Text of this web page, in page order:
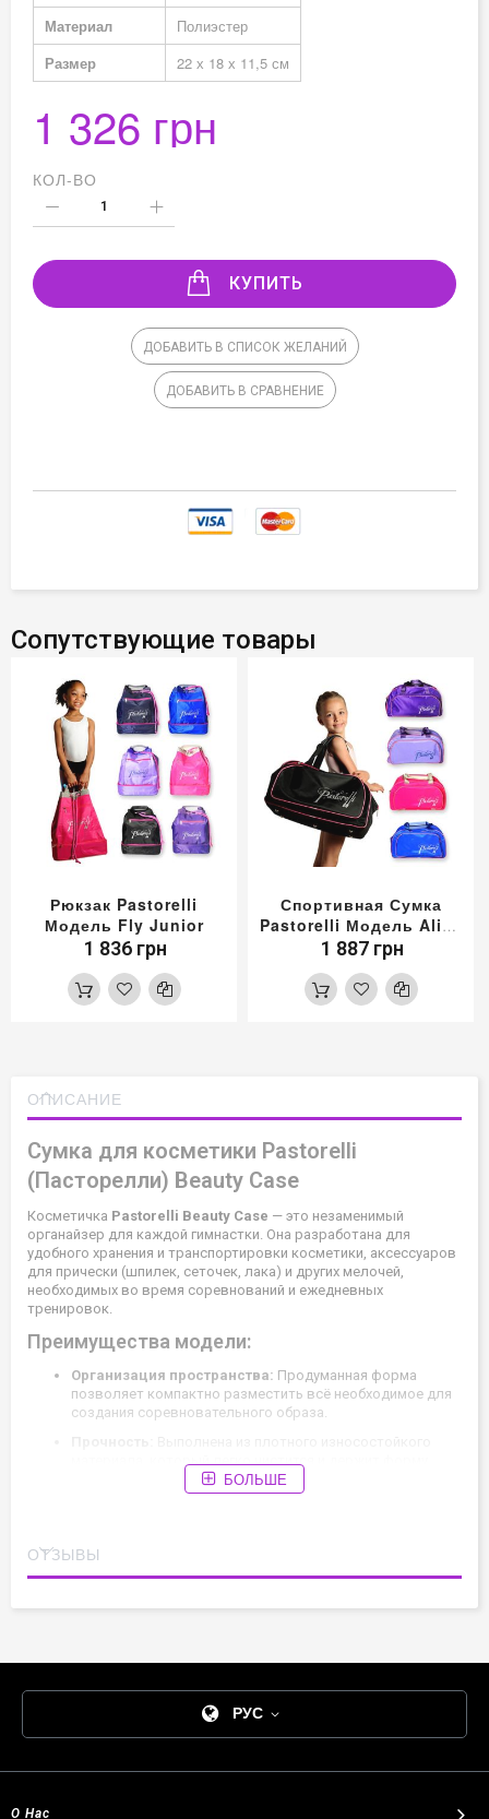
Материал
Полиэстер
Размер
22 х 18 х 11,5 см
1 326 грн
КОЛ-ВО
КУПИТЬ
ДОБАВИТЬ В СПИСОК ЖЕЛАНИЙ
ДОБАВИТЬ В СРАВНЕНИЕ
Сопутствующие товары
Рюкзак Pastorelli
Модель Fly Junior
1 836 грн
Спортивная Сумка
Pastorelli Модель Alina
Junior
1 887 грн
ОПИСАНИЕ
Сумка для косметики Pastorelli
(Пасторелли) Beauty Case
Косметичка Pastorelli Beauty Case — это незаменимый
органайзер для каждой гимнастки. Она разработана для
удобного хранения и транспортировки косметики, аксессуаров
для прически (шпилек, сеточек, лака) и других мелочей,
необходимых во время соревнований и ежедневных
тренировок.
Преимущества модели:
Организация пространства: Продуманная форма
позволяет компактно разместить всё необходимое для
создания соревновательного образа.
Качественная молния с фирменным
переносить бьюти-кейс или подвешивать его в
раздевалке.
БОЛЬШЕ
ОТЗЫВЫ
РУС
О Нас